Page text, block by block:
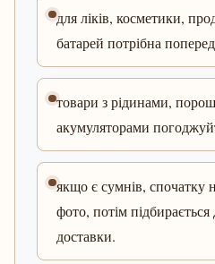
для ліків, косметики,
батарей потрібна
товари з рідинами,
акумуляторами
якщо є сумнів, спочатку
фото, потім
доставки.